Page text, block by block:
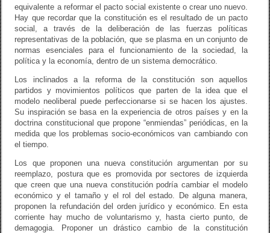
equivalente a reformar el pacto social existente o crear uno nuevo.
Hay que recordar que la constitución es el resultado de un pacto
social, a través de la deliberación de las fuerzas políticas
representativas de la población, que se plasma en un conjunto de
normas esenciales para el funcionamiento de la sociedad, la
política y la economía, dentro de un sistema democrático.
Los inclinados a la reforma de la constitución son aquellos
partidos y movimientos políticos que parten de la idea que el
modelo neoliberal puede perfeccionarse si se hacen los ajustes.
Su inspiración se basa en la experiencia de otros países y en la
doctrina constitucional que propone “enmiendas” periódicas, en la
medida que los problemas socio-económicos van cambiando con
el tiempo.
Los que proponen una nueva constitución argumentan por su
reemplazo, postura que es promovida por sectores de izquierda
que creen que una nueva constitución podría cambiar el modelo
económico y el tamaño y el rol del estado. De alguna manera,
proponen la refundación del orden jurídico y económico. En esta
corriente hay mucho de voluntarismo y, hasta cierto punto, de
demagogia. Proponer un drástico cambio de la constitución